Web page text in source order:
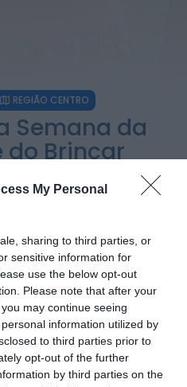
My Personal
sharing to third parties, or
sensitive information for
use the below opt-out
Please note that after your
may continue seeing
information utilized by
to third parties prior to
opt-out of the further
by third parties on the
nos Açores por suspeitas de
doméstica
da Cerâmica do Alto reabre
marca avanço...
REGIÃO CENTRO
Semana da
do Brincar
de 28 de maio a 1 de junho, a